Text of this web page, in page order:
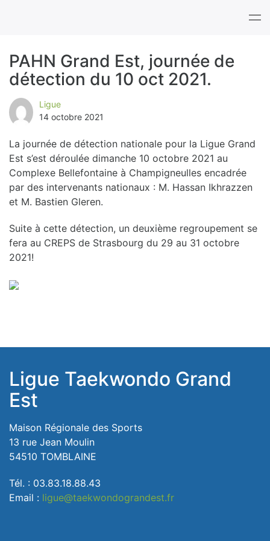
B
l
o
g
PAHN Grand Est, journée de
détection du 10 oct 2021.
Ligue
14 octobre 2021
La journée de détection nationale pour la Ligue Grand
Est s’est déroulée dimanche 10 octobre 2021 au
Complexe Bellefontaine à Champigneulles encadrée
par des intervenants nationaux : M. Hassan Ikhrazzen
et M. Bastien Gleren.
Suite à cette détection, un deuxième regroupement se
fera au CREPS de Strasbourg du 29 au 31 octobre
2021!
Ligue Taekwondo Grand
Est
Maison Régionale des Sports
13 rue Jean Moulin
54510 TOMBLAINE
Tél. : 03.83.18.88.43
Email : ligue@taekwondograndest.fr